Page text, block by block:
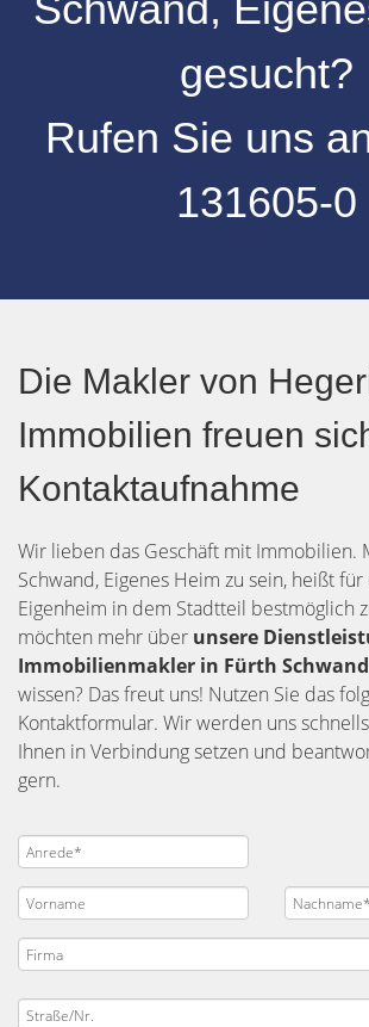
gesucht?
Rufen Sie uns
131605-0
Die Makler von
Immobilien freuen
Kontaktaufnahme
Wir lieben das Geschäft mit Immobilien.
Schwand, Eigenes Heim zu sein, heißt für
Eigenheim in dem Stadtteil bestmöglich
möchten mehr über unsere
Immobilienmakler in Fürth
wissen? Das freut uns! Nutzen Sie das
Kontaktformular. Wir werden uns
Ihnen in Verbindung setzen und
gern.